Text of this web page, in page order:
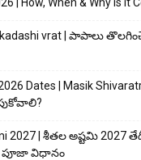
| How, When & Why is it
Ekadashi vrat | పాపాలు
Dates | Masik
2027 | శీతల అష్టమి 2027
పూజా విధానం